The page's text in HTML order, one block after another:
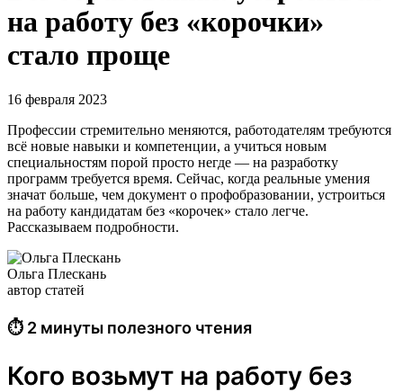
на работу без «корочки»
стало проще
16 февраля 2023
Профессии стремительно меняются, работодателям требуются
всё новые навыки и компетенции, а учиться новым
специальностям порой просто негде — на разработку
программ требуется время. Сейчас, когда реальные умения
значат больше, чем документ о профобразовании, устроиться
на работу кандидатам без «корочек» стало легче.
Рассказываем подробности.
Ольга Плескань
автор статей
⏱ 2 минуты полезного чтения
Кого возьмут на работу без